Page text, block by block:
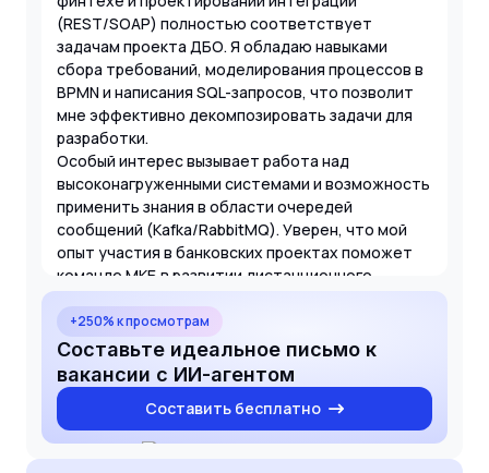
(REST/SOAP) полностью соответствует
задачам проекта ДБО. Я обладаю навыками
сбора требований, моделирования процессов в
BPMN и написания SQL-запросов, что позволит
мне эффективно декомпозировать задачи для
разработки.
Особый интерес вызывает работа над
высоконагруженными системами и возможность
применить знания в области очередей
сообщений (Kafka/RabbitMQ). Уверен, что мой
опыт участия в банковских проектах поможет
команде МКБ в развитии дистанционного
обслуживания физических лиц.
+250% к просмотрам
Составьте идеальное письмо к
вакансии с ИИ-агентом
Составить бесплатно